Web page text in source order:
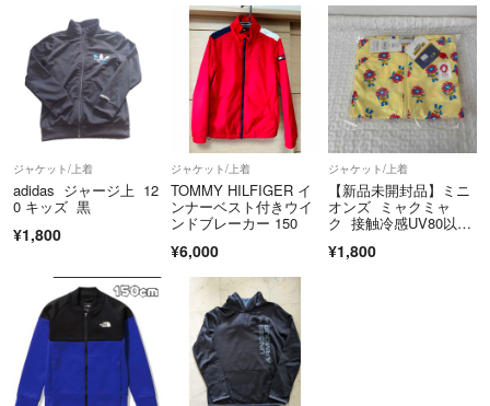
ジャケット/上着
adidas ジャージ上 12
0 キッズ 黒
¥1,800
ジャケット/上着
TOMMY HILFIGER イ
ンナーベスト付きウイ
ンドブレーカー 150
¥6,000
ジャケット/上着
【新品未開封品】ミニ
オンズ ミャクミャ
ク 接触冷感UV80以上
¥1,800